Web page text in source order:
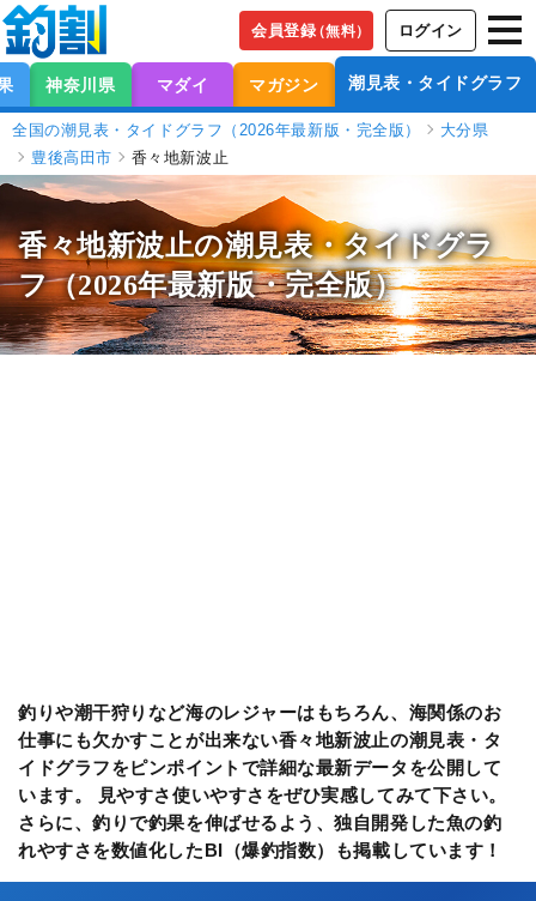
会員登録（無料） ログイン
神奈川県 マダイ マガジン 潮見表・タイドグラフ
全国の潮見表・タイドグラフ（2026年最新版・完全版）
大分県
豊後高田市
香々地新波止
香々地新波止の潮見表・タイドグラ
フ（2026年最新版・完全版）
釣りや潮干狩りなど海のレジャーはもちろん、海関係のお
仕事にも欠かすことが出来ない香々地新波止の潮見表・タ
イドグラフをピンポイントで詳細な最新データを公開して
います。 見やすさ使いやすさをぜひ実感してみて下さい。
さらに、釣りで釣果を伸ばせるよう、独自開発した魚の釣
れやすさを数値化したBI（爆釣指数）も掲載しています！